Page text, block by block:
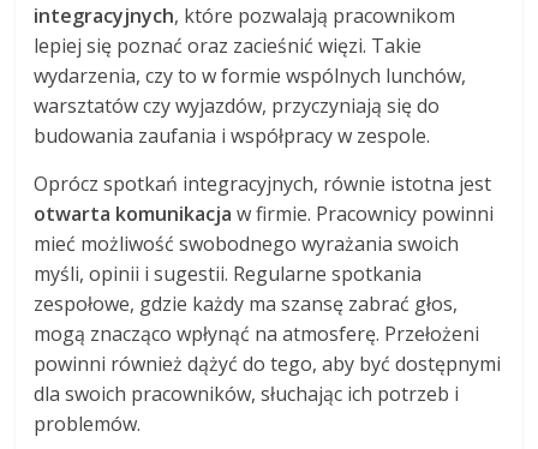
integracyjnych, które pozwalają pracownikom
lepiej się poznać oraz zacieśnić więzi. Takie
wydarzenia, czy to w formie wspólnych lunchów,
warsztatów czy wyjazdów, przyczyniają się do
budowania zaufania i współpracy w zespole.
Oprócz spotkań integracyjnych, równie istotna jest
otwarta komunikacja w firmie. Pracownicy powinni
mieć możliwość swobodnego wyrażania swoich
myśli, opinii i sugestii. Regularne spotkania
zespołowe, gdzie każdy ma szansę zabrać głos,
mogą znacząco wpłynąć na atmosferę. Przełożeni
powinni również dążyć do tego, aby być dostępnymi
dla swoich pracowników, słuchając ich potrzeb i
problemów.